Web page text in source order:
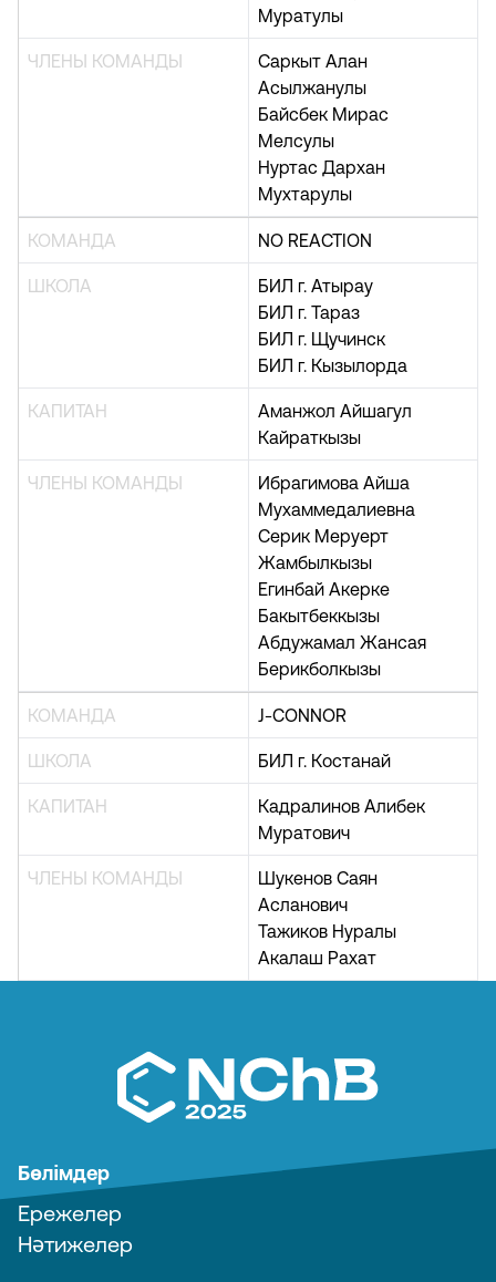
Муратулы
ЧЛЕНЫ КОМАНДЫ
Саркыт Алан
Асылжанулы
Байсбек Мирас
Мелсулы
Нуртас Дархан
Мухтарулы
КОМАНДА NO REACTION
ШКОЛА
БИЛ г. Атырау
БИЛ г. Тараз
БИЛ г. Щучинск
БИЛ г. Кызылорда
КАПИТАН
Аманжол Айшагул
Кайраткызы
ЧЛЕНЫ КОМАНДЫ
Ибрагимова Айша
Мухаммедалиевна
Серик Меруерт
Жамбылкызы
Егинбай Акерке
Бакытбеккызы
Абдужамал Жансая
Берикболкызы
КОМАНДА J-CONNOR
ШКОЛА БИЛ г. Костанай
КАПИТАН
Кадралинов Алибек
Муратович
ЧЛЕНЫ КОМАНДЫ
Шукенов Саян
Асланович
Тажиков Нуралы
Акалаш Рахат
Бөлімдер
Ережелер
Нәтижелер